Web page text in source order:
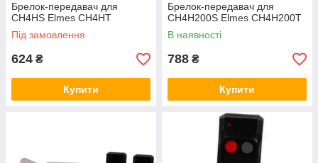
Брелок-передавач для
CH4HS Elmes CH4HT
Під замовлення
624 ₴
Купити
Брелок-передавач для
CH4H200S Elmes CH4H200T
В наявності
788 ₴
Купити